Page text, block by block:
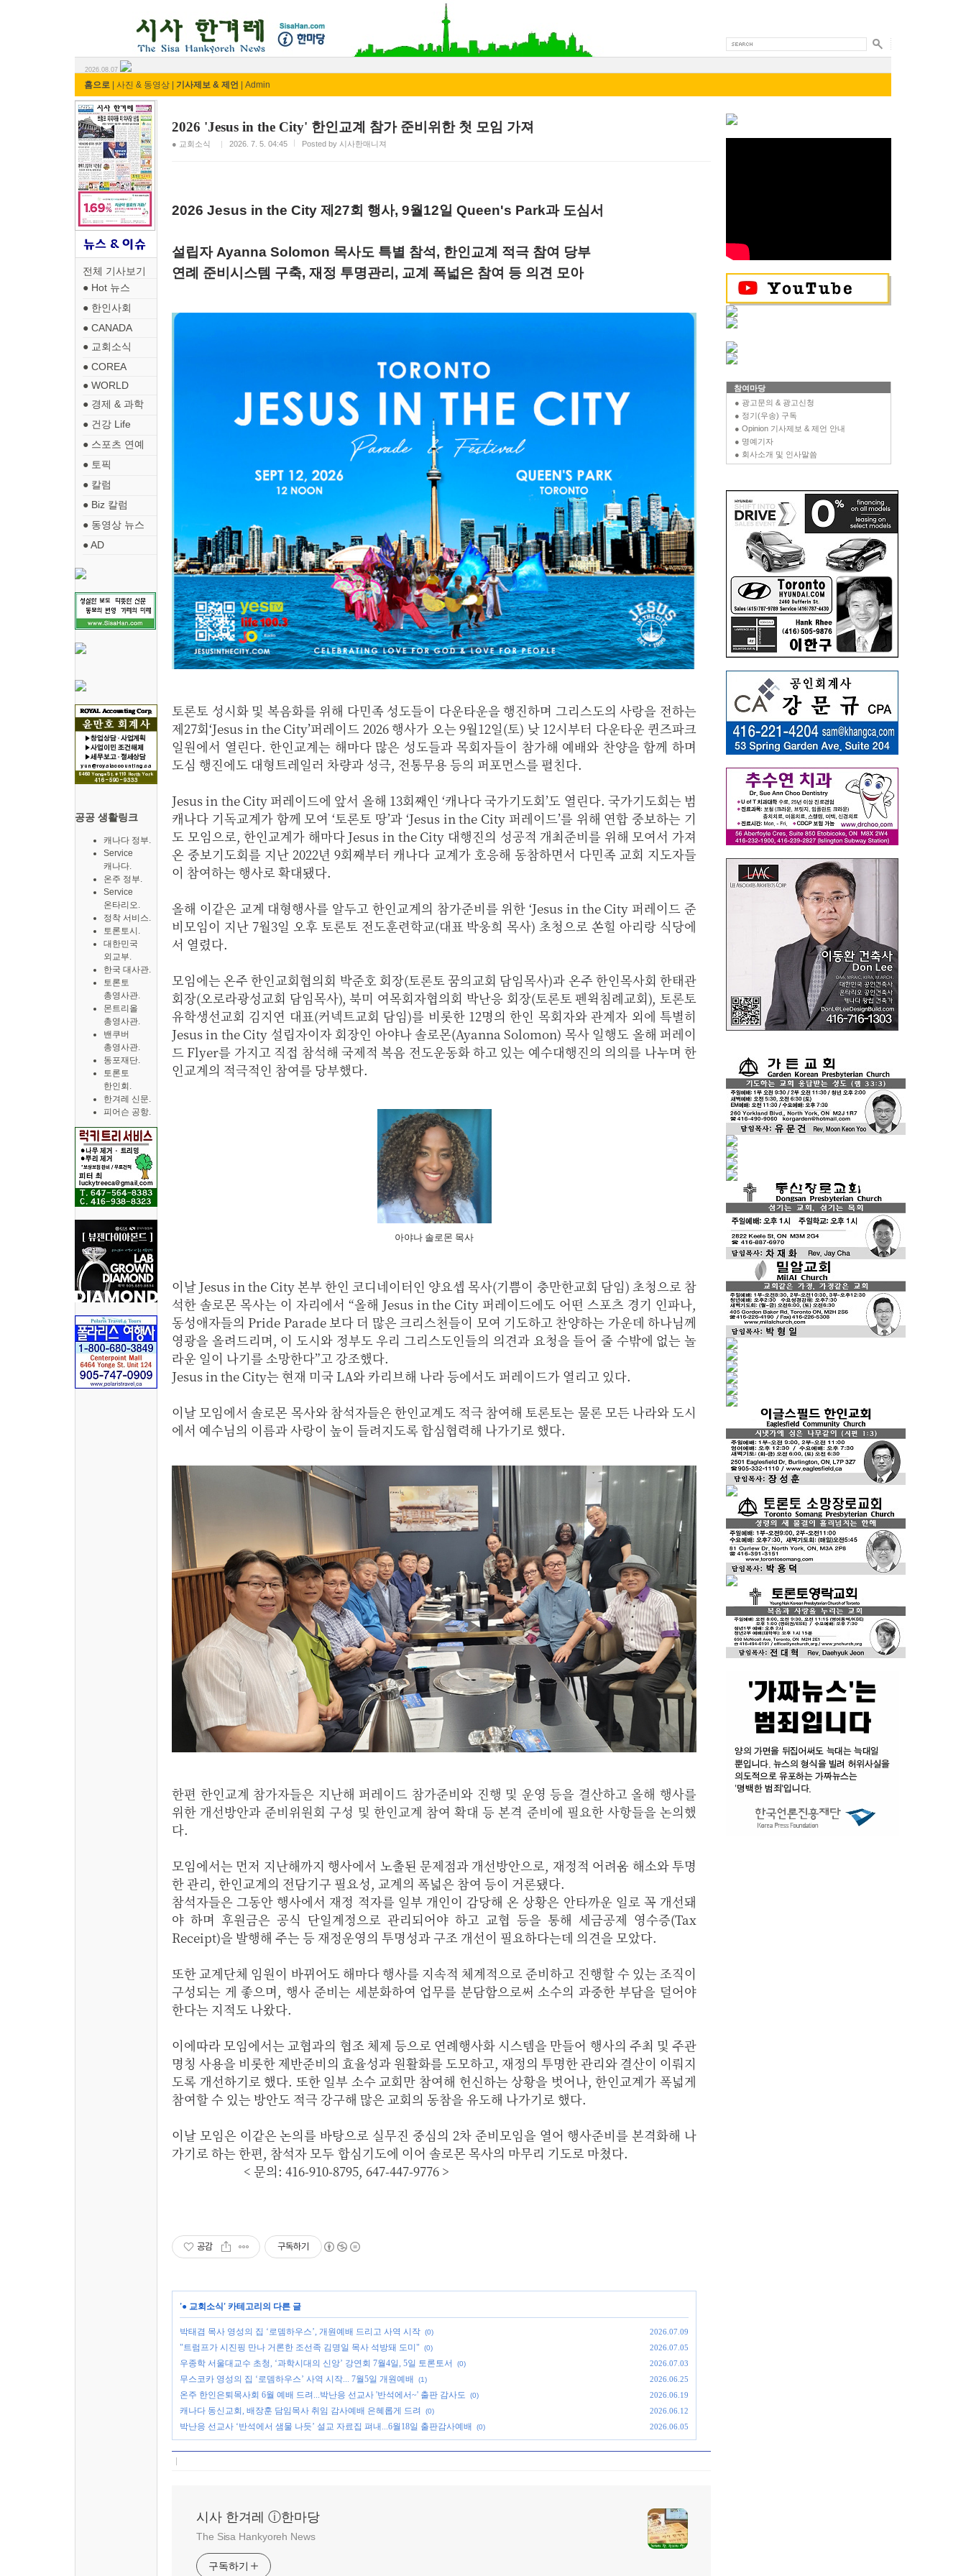
2026.08.07
홈으로 사진 & 동영상 기사제보 & 제언 Admin
전체 기사보기
● Hot 뉴스
● 한인사회
● CANADA
● 교회소식
● COREA
● WORLD
● 경제 & 과학
● 건강 Life
● 스포츠 연예
● 토픽
● 칼럼
● Biz 칼럼
● 동영상 뉴스
● AD
공공 생활링크
캐나다 정부.
Service
캐나다.
온주 정부.
Service
온타리오.
정착 서비스.
토론토시.
대한민국
외교부.
한국 대사관.
토론토
총영사관.
몬트리올
총영사관.
밴쿠버
총영사관.
동포재단.
토론토
한인회.
한겨레 신문.
피어슨 공항.
2026 'Jesus in the City' 한인교계 참가 준비위한 첫 모임 가져
● 교회소식 2026. 7. 5. 04:45 Posted by 시사한매니져
2026 Jesus in the City 제27회 행사, 9월12일 Queen's Park과 도심서
설립자 Ayanna Solomon 목사도 특별 참석, 한인교계 적극 참여 당부
연례 준비시스템 구축, 재정 투명관리, 교계 폭넓은 참여 등 의견 모아
토론토 성시화 및 복음화를 위해 다민족 성도들이 다운타운을 행진하며 그리스도의 사랑을 전하는
제27회‘Jesus in the City’퍼레이드 2026 행사가 오는 9월12일(토) 낮 12시부터 다운타운 퀸즈파크
일원에서 열린다. 한인교계는 해마다 많은 성도들과 목회자들이 참가해 예배와 찬양을 함께 하며
도심 행진에도 대형트레일러 차량과 성극, 전통무용 등의 퍼포먼스를 펼친다.
Jesus in the City 퍼레이드에 앞서 올해 13회째인 ‘캐나다 국가기도회’도 열린다. 국가기도회는 범
캐나다 기독교계가 함께 모여 ‘토론토 땅’과 ‘Jesus in the City 퍼레이드’를 위해 연합 중보하는 기
도 모임으로, 한인교계가 해마다 Jesus in the City 대행진의 성공적 개최준비를 위해 모여서 가져
온 중보기도회를 지난 2022년 9회째부터 캐나다 교계가 호응해 동참하면서 다민족 교회 지도자들
이 참여하는 행사로 확대됐다.
올해 이같은 교계 대형행사를 알두고 한인교계의 참가준비를 위한 ‘Jesus in the City 퍼레이드 준
비모임이 지난 7월3일 오후 토론토 전도훈련학교(대표 박웅희 목사) 초청으로 쏜힐 아리랑 식당에
서 열렸다.
모임에는 온주 한인교회협의회 박준호 회장(토론토 꿈의교회 담임목사)과 온주 한인목사회 한태관
회장(오로라광성교회 담임목사), 북미 여목회자협의회 박난응 회장(토론토 펜윅침례교회), 토론토
유학생선교회 김지연 대표(커넥트교회 담임)를 비롯한 12명의 한인 목회자와 관계자 외에 특별히
Jesus in the City 설립자이자 회장인 아야나 솔로몬(Ayanna Solomon) 목사 일행도 올해 퍼레이
드 Flyer를 가지고 직접 참석해 국제적 복음 전도운동화 하고 있는 예수대행진의 의의를 나누며 한
인교계의 적극적인 참여를 당부했다.
아야나 솔로몬 목사
이날 Jesus in the City 본부 한인 코디네이터인 양요셉 목사(기쁨이 충만한교회 담임) 초청으로 참
석한 솔로몬 목사는 이 자리에서 “올해 Jesus in the City 퍼레이드에도 어떤 스포츠 경기 인파나,
동성애자들의 Pride Parade 보다 더 많은 크리스천들이 모여 기도하고 찬양하는 가운데 하나님께
영광을 올려드리며, 이 도시와 정부도 우리 그리스도인들의 의견과 요청을 들어 줄 수밖에 없는 놀
라운 일이 나기를 소망한다”고 강조했다.
Jesus in the City는 현재 미국 LA와 카리브해 나라 등에서도 퍼레이드가 열리고 있다.
이날 모임에서 솔로몬 목사와 참석자들은 한인교계도 적극 참여해 토론토는 물론 모든 나라와 도시
에서 예수님의 이름과 사랑이 높이 들려지도록 합심협력해 나가기로 했다.
한편 한인교계 참가자들은 지난해 퍼레이드 참가준비와 진행 및 운영 등을 결산하고 올해 행사를
위한 개선방안과 준비위원회 구성 및 한인교계 참여 확대 등 본격 준비에 필요한 사항들을 논의했
다.
모임에서는 먼저 지난해까지 행사에서 노출된 문제점과 개선방안으로, 재정적 어려움 해소와 투명
한 관리, 한인교계의 전담기구 필요성, 교계의 폭넓은 참여 등이 거론됐다.
참석자들은 그동안 행사에서 재정 적자를 일부 개인이 감당해 온 상황은 안타까운 일로 꼭 개선돼
야 하며 후원금은 공식 단일계정으로 관리되어야 하고 교협 등을 통해 세금공제 영수증(Tax
Receipt)을 발행해 주는 등 재정운영의 투명성과 구조 개선이 필요하다는데 의견을 모았다.
또한 교계단체 임원이 바뀌어도 해마다 행사를 지속적 체계적으로 준비하고 진행할 수 있는 조직이
구성되는 게 좋으며, 행사 준비는 세분화하여 업무를 분담함으로써 소수의 과중한 부담을 덜어야
한다는 지적도 나왔다.
이에따라 모임에서는 교협과의 협조 체제 등으로 연례행사화 시스템을 만들어 행사의 주최 및 주관
명칭 사용을 비롯한 제반준비의 효율성과 원활화를 도모하고, 재정의 투명한 관리와 결산이 이뤄지
도록 개선하기로 했다. 또한 일부 소수 교회만 참여해 헌신하는 상황을 벗어나, 한인교계가 폭넓게
참여할 수 있는 방안도 적극 강구해 많은 교회의 동참을 유도해 나가기로 했다.
이날 모임은 이같은 논의를 바탕으로 실무진 중심의 2차 준비모임을 열어 행사준비를 본격화해 나
가기로 하는 한편, 참석자 모두 합심기도에 이어 솔로몬 목사의 마무리 기도로 마쳤다.
< 문의: 416-910-8795, 647-447-9776 >
공감 구독하기
'● 교회소식' 카테고리의 다른 글
박태겸 목사 영성의 집 ‘로뎀하우스’, 개원예배 드리고 사역 시작 (0) 2026.07.09
"트럼프가 시진핑 만나 거론한 조선족 김명일 목사 석방돼 도미" (0) 2026.07.05
우종학 서울대교수 초청, ‘과학시대의 신앙’ 강연회 7월4일, 5일 토론토서 (0) 2026.07.03
무스코카 영성의 집 ‘로뎀하우스’ 사역 시작... 7월5일 개원예배 (1) 2026.06.25
온주 한인은퇴목사회 6월 예배 드려...박난응 선교사 '반석에서~' 출판 감사도 (0) 2026.06.19
캐나다 동신교회, 배장훈 담임목사 취임 감사예배 은혜롭게 드려 (0) 2026.06.12
박난응 선교사 ‘반석에서 샘물 나듯’ 설교 자료집 펴내...6월18일 출판감사예배 (0) 2026.06.05
시사 한겨레 ⓘ한마당
The Sisa Hankyoreh News
구독하기
참여마당
● 광고문의 & 광고신청
● 정기(우송) 구독
● Opinion 기사제보 & 제언 안내
● 명예기자
● 회사소개 및 인사말씀